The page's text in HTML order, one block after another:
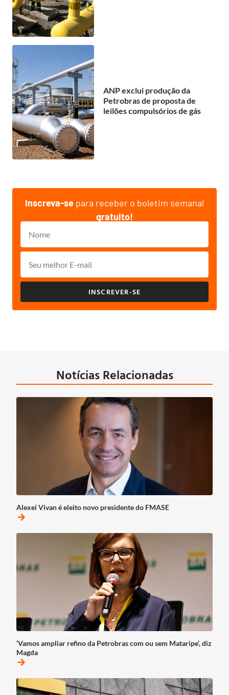
ANP exclui produção da
Petrobras de proposta de
leilões compulsórios de gás
Inscreva-se para receber o boletim semanal
gratuito!
INSCREVER-SE
Notícias Relacionadas
Alexei Vivan é eleito novo presidente do FMASE
arrow_forward
‘Vamos ampliar refino da Petrobras com ou sem Mataripe’, diz
Magda
arrow_forward